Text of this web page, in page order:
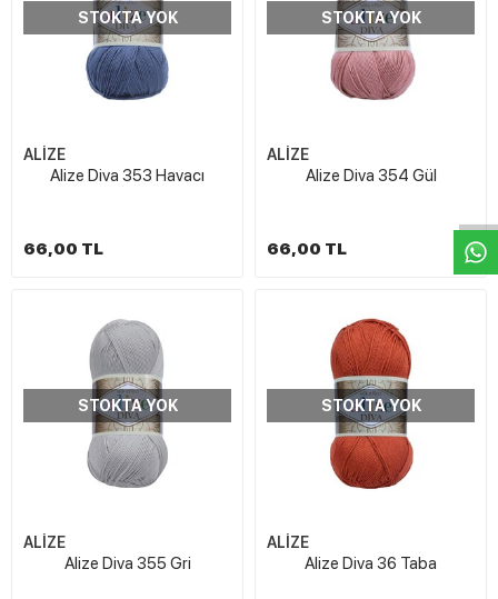
STOKTA YOK
ALİZE
Alize Diva 353 Havacı
66,00 TL
STOKTA YOK
ALİZE
Alize Diva 354 Gül
66,00 TL
STOKTA YOK
ALİZE
Alize Diva 355 Gri
STOKTA YOK
ALİZE
Alize Diva 36 Taba